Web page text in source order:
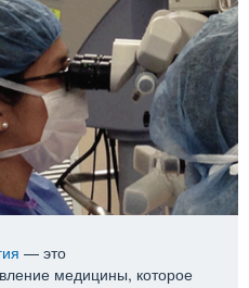
— это
медицины, которое